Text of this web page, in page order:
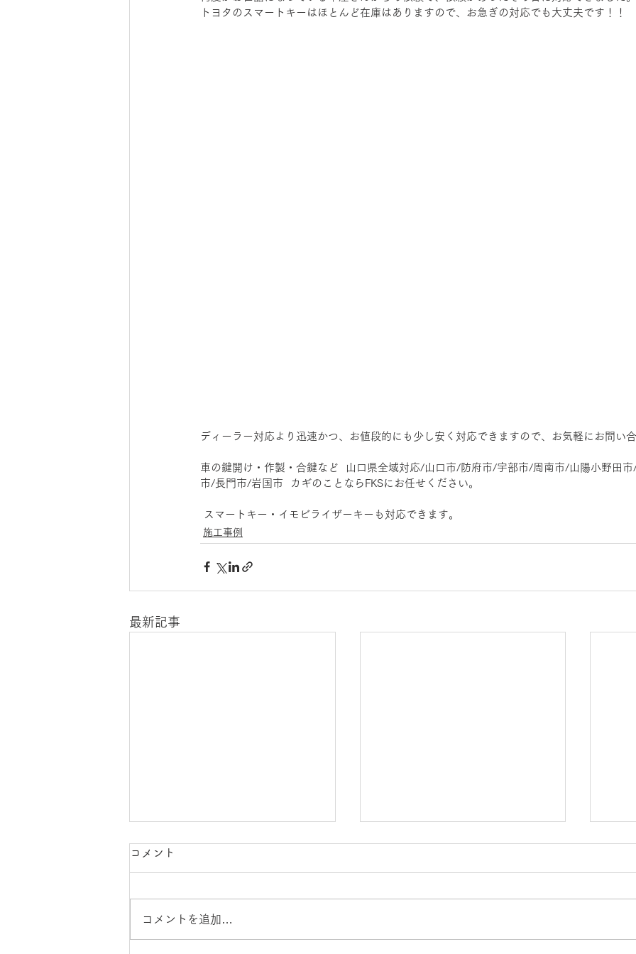
トヨタのスマートキーはほとんど在庫はありますので、お急ぎの対応でも大丈夫です！！
ディーラー対応より迅速かつ、お値段的にも少し安く対応できますので、お気軽にお問い
車の鍵開け・作製・合鍵など  山口県全域対応/山口市/防府市/宇部市/周南市/山陽小野田
市/長門市/岩国市  カギのことならFKSにお任せください。
スマートキー・イモビライザーキーも対応できます。
施工事例
最新記事
コメント
コメントを追加…